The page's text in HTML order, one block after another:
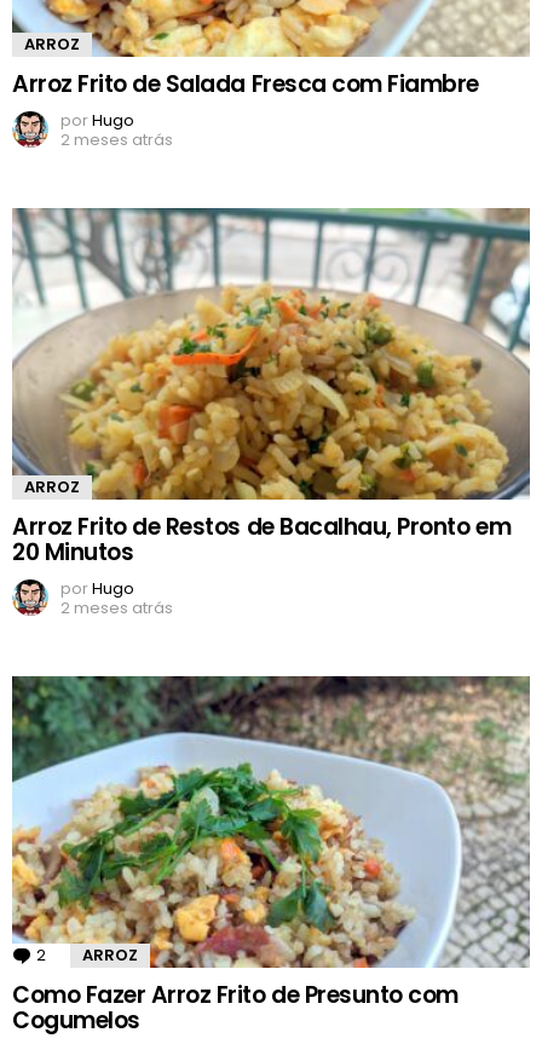
ARROZ
Arroz Frito de Salada Fresca com Fiambre
porHugo
2 meses atrás
ARROZ
Arroz Frito de Restos de Bacalhau, Pronto em
20 Minutos
porHugo
2 meses atrás
2 Comentários
ARROZ
Como Fazer Arroz Frito de Presunto com
Cogumelos